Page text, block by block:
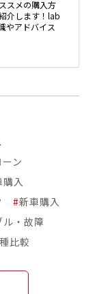
スメの購入方
介します！lab
やアドバイス
ン
入
#新車購入
・故障
比較